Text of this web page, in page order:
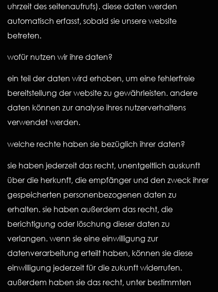
uhrzeit des seitenaufrufs). diese daten werden
automatisch erfasst, sobald sie unsere website
betreten.
wofür nutzen wir ihre daten?
ein teil der daten wird erhoben, um eine fehlerfreie
bereitstellung der website zu gewährleisten. andere
daten können zur analyse ihres nutzerverhaltens
verwendet werden.
welche rechte haben sie bezüglich ihrer daten?
sie haben jederzeit das recht, unentgeltlich auskunft
über die herkunft, die empfänger und den zweck ihrer
gespeicherten personenbezogenen daten zu
erhalten. sie haben außerdem das recht, die
berichtigung oder löschung dieser daten zu
verlangen. wenn sie eine einwilligung zur
datenverarbeitung erteilt haben, können sie diese
einwilligung jederzeit für die zukunft widerrufen.
außerdem haben sie das recht, unter bestimmten